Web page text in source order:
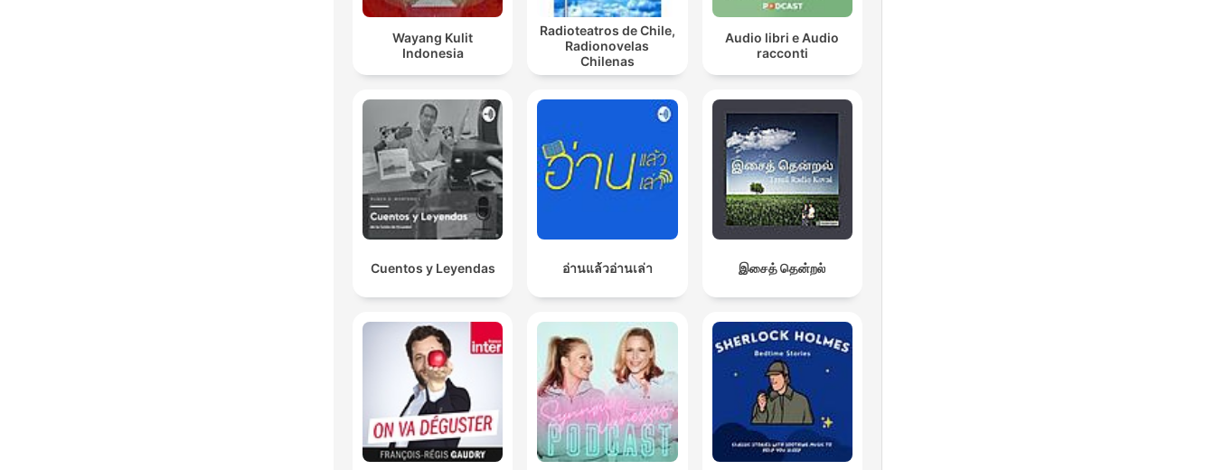
Wayang Kulit
Indonesia
Radioteatros de Chile,
Radionovelas
Chilenas
Audio libri e Audio
racconti
Cuentos y Leyendas อ่านแล้วอ่านเล่า இசைத் தென்றல்